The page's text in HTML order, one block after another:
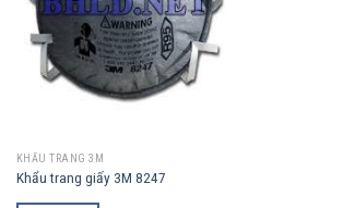
KHẨU TRANG 3M
Khẩu trang giấy 3M 8247